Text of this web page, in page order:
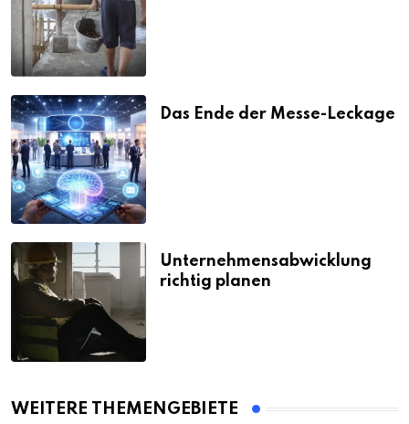
Das Ende der Messe-Leckage
Unternehmensabwicklung
richtig planen
WEITERE THEMENGEBIETE